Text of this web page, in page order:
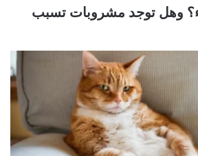
وهل توجد مشروبات تسبب